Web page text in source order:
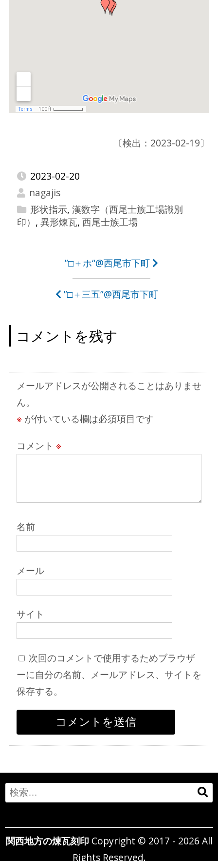
〔検出：2023-02-19〕
2023-02-20
nagajis
形状指示, 漢数字（西尾士族工場識別
印） ,異形煉瓦,西尾士族工場
ビ
ゲ
シ
ョ
ン
”□＋ホ“@西尾市下町
”□＋三五”@西尾市下町
コメントを残す
メールアドレスが公開されることはありませ
ん。
※が付いている欄は必須項目です
コメント ※
名前
メール
サイト
次回のコメントで使用するためブラウザ
ーに自分の名前、メールアドレス、サイトを
保存する。
Search
for:
関西地方の煉瓦刻印 Copyright © 2017 - 2026 All
Rights Reserved.